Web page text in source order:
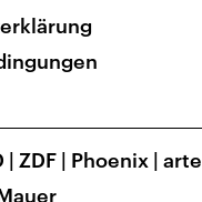
| ZDF | Phoenix | arte